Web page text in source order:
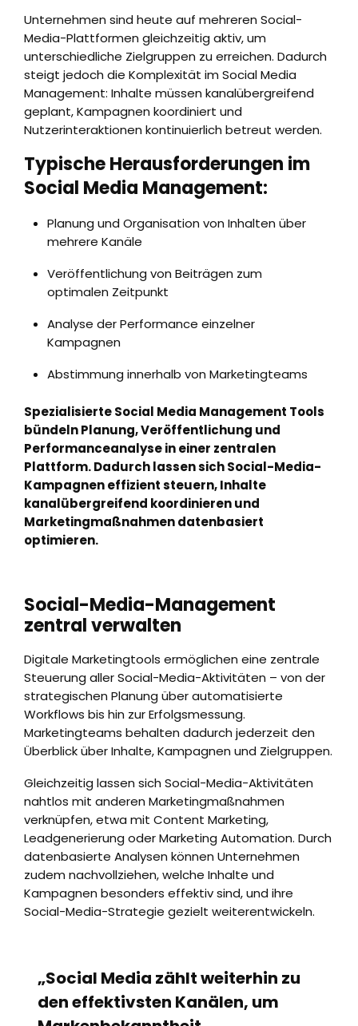
Unternehmen sind heute auf mehreren Social-
Media-Plattformen gleichzeitig aktiv, um
unterschiedliche Zielgruppen zu erreichen. Dadurch
steigt jedoch die Komplexität im Social Media
Management: Inhalte müssen kanalübergreifend
geplant, Kampagnen koordiniert und
Nutzerinteraktionen kontinuierlich betreut werden.
Typische Herausforderungen im
Social Media Management:
Planung und Organisation von Inhalten über
mehrere Kanäle
Veröffentlichung von Beiträgen zum
optimalen Zeitpunkt
Analyse der Performance einzelner
Kampagnen
Abstimmung innerhalb von Marketingteams
Spezialisierte Social Media Management Tools
bündeln Planung, Veröffentlichung und
Performanceanalyse in einer zentralen
Plattform. Dadurch lassen sich Social-Media-
Kampagnen effizient steuern, Inhalte
kanalübergreifend koordinieren und
Marketingmaßnahmen datenbasiert
optimieren.
Social-Media-Management
zentral verwalten
Digitale Marketingtools ermöglichen eine zentrale
Steuerung aller Social-Media-Aktivitäten – von der
strategischen Planung über automatisierte
Workflows bis hin zur Erfolgsmessung.
Marketingteams behalten dadurch jederzeit den
Überblick über Inhalte, Kampagnen und Zielgruppen.
Gleichzeitig lassen sich Social-Media-Aktivitäten
nahtlos mit anderen Marketingmaßnahmen
verknüpfen, etwa mit Content Marketing,
Leadgenerierung oder Marketing Automation. Durch
datenbasierte Analysen können Unternehmen
zudem nachvollziehen, welche Inhalte und
Kampagnen besonders effektiv sind, und ihre
Social-Media-Strategie gezielt weiterentwickeln.
„Social Media zählt weiterhin zu
den effektivsten Kanälen, um